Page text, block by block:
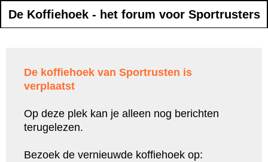
De Koffiehoek - het forum voor Sportrusters
De koffiehoek van Sportrusten is
verplaatst
Op deze plek kan je alleen nog berichten
terugelezen.
Bezoek de vernieuwde koffiehoek op: